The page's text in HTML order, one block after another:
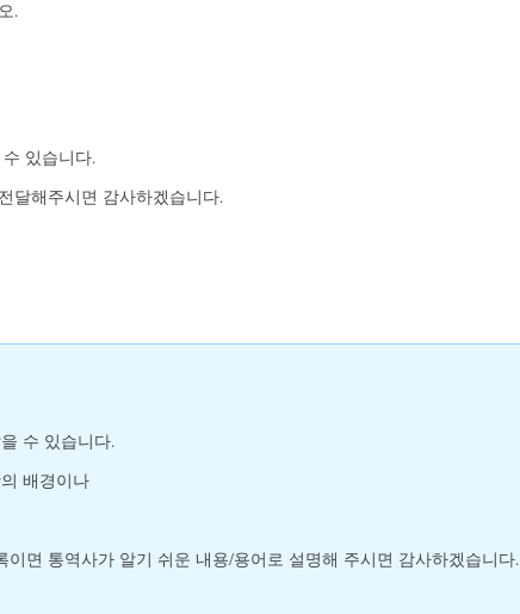
.
있습니다.
달해주시면 감사하겠습니다.
수 있습니다.
배경이나
면 통역사가 알기 쉬운 내용/용어로 설명해 주시면 감사하겠습니다.